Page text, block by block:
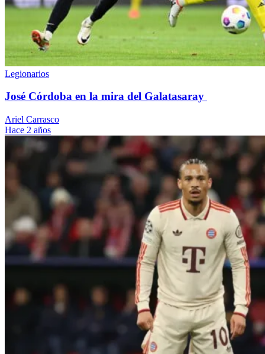
Legionarios
José Córdoba en la mira del Galatasaray
Ariel Carrasco
Hace 2 años